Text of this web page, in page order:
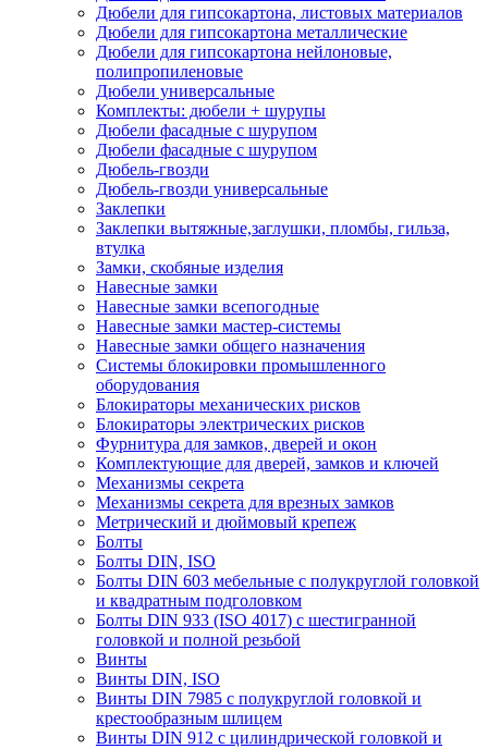
Дюбели для гипсокартона, листовых материалов
Дюбели для гипсокартона металлические
Дюбели для гипсокартона нейлоновые,
полипропиленовые
Дюбели универсальные
Комплекты: дюбели + шурупы
Дюбели фасадные с шурупом
Дюбели фасадные с шурупом
Дюбель-гвозди
Дюбель-гвозди универсальные
Заклепки
Заклепки вытяжные,заглушки, пломбы, гильза,
втулка
Замки, скобяные изделия
Навесные замки
Навесные замки всепогодные
Навесные замки мастер-системы
Навесные замки общего назначения
Системы блокировки промышленного
оборудования
Блокираторы механических рисков
Блокираторы электрических рисков
Фурнитура для замков, дверей и окон
Комплектующие для дверей, замков и ключей
Механизмы секрета
Механизмы секрета для врезных замков
Метрический и дюймовый крепеж
Болты
Болты DIN, ISO
Болты DIN 603 мебельные с полукруглой головкой
и квадратным подголовком
Болты DIN 933 (ISO 4017) с шестигранной
головкой и полной резьбой
Винты
Винты DIN, ISO
Винты DIN 7985 с полукруглой головкой и
крестообразным шлицем
Винты DIN 912 с цилиндрической головкой и